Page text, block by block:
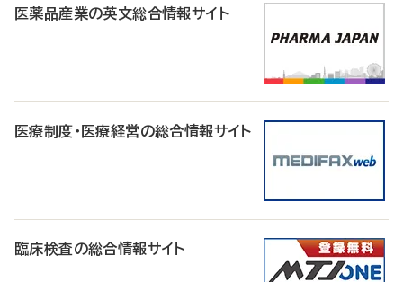
医薬品産業の英文総合情報サイト
医療制度・医療経営の総合情報サイト
臨床検査の総合情報サイト